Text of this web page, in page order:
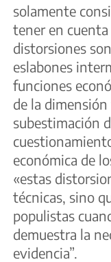
solamente
tener en
distorsiones
eslabones
funciones
de la dimensión
subestimación
económica de
«estas
técnicas, sino
populistas
demuestra la
evidencia”.